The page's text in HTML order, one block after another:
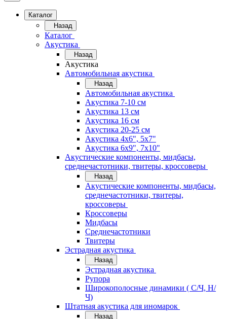
Каталог
Назад
Каталог
Акустика
Назад
Акустика
Автомобильная акустика
Назад
Автомобильная акустика
Акустика 7-10 см
Акустика 13 см
Акустика 16 см
Акустика 20-25 см
Акустика 4х6", 5х7"
Акустика 6х9", 7х10"
Акустические компоненты, мидбасы,
среднечастотники, твитеры, кроссоверы
Назад
Акустические компоненты, мидбасы,
среднечастотники, твитеры,
кроссоверы
Кроссоверы
Мидбасы
Среднечастотники
Твитеры
Эстрадная акустика
Назад
Эстрадная акустика
Рупора
Широкополосные динамики ( С/Ч, Н/
Ч)
Штатная акустика для иномарок
Назад